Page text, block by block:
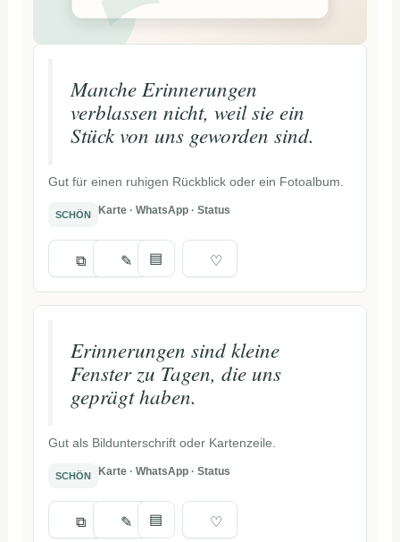
Manche Erinnerungen
verblassen nicht, weil sie ein
Stück von uns geworden sind.
Gut für einen ruhigen Rückblick oder ein Fotoalbum.
SCHÖN Karte · WhatsApp · Status
⧉ ✎ ▤ ♡
Erinnerungen sind kleine
Fenster zu Tagen, die uns
geprägt haben.
Gut als Bildunterschrift oder Kartenzeile.
SCHÖN Karte · WhatsApp · Status
⧉ ✎ ▤ ♡